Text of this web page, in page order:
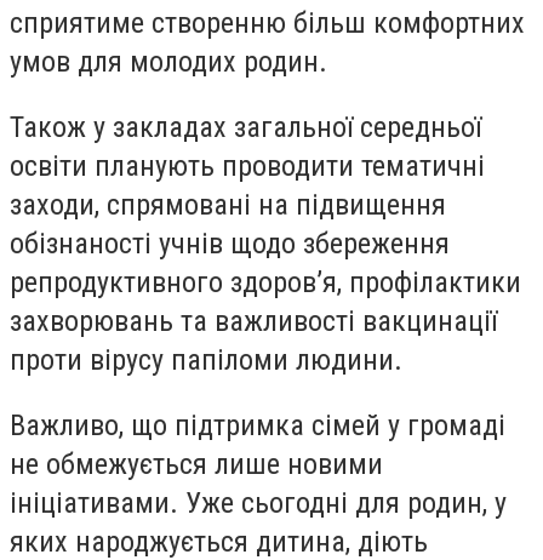
сприятиме створенню більш комфортних
умов для молодих родин.
Також у закладах загальної середньої
освіти планують проводити тематичні
заходи, спрямовані на підвищення
обізнаності учнів щодо збереження
репродуктивного здоров’я, профілактики
захворювань та важливості вакцинації
проти вірусу папіломи людини.
Важливо, що підтримка сімей у громаді
не обмежується лише новими
ініціативами. Уже сьогодні для родин, у
яких народжується дитина, діють